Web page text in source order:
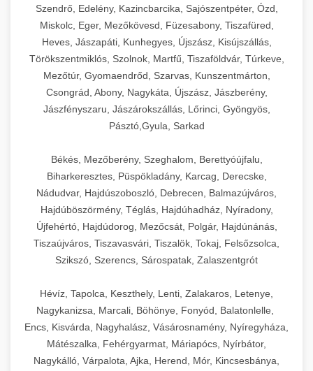
Szendrő, Edelény, Kazincbarcika, Sajószentpéter, Ózd,
Miskolc, Eger, Mezőkövesd, Füzesabony, Tiszafüred,
Heves, Jászapáti, Kunhegyes, Újszász, Kisújszállás,
Törökszentmiklós, Szolnok, Martfű, Tiszaföldvár, Túrkeve,
Mezőtúr, Gyomaendrőd, Szarvas, Kunszentmárton,
Csongrád, Abony, Nagykáta, Újszász, Jászberény,
Jászfényszaru, Jászárokszállás, Lőrinci, Gyöngyös,
Pásztó,Gyula, Sarkad
Békés, Mezőberény, Szeghalom, Berettyóújfalu,
Biharkeresztes, Püspökladány, Karcag, Derecske,
Nádudvar, Hajdúszoboszló, Debrecen, Balmazújváros,
Hajdúböszörmény, Téglás, Hajdúhadház, Nyíradony,
Újfehértó, Hajdúdorog, Mezőcsát, Polgár, Hajdúnánás,
Tiszaújváros, Tiszavasvári, Tiszalök, Tokaj, Felsőzsolca,
Szikszó, Szerencs, Sárospatak, Zalaszentgrót
Hévíz, Tapolca, Keszthely, Lenti, Zalakaros, Letenye,
Nagykanizsa, Marcali, Böhönye, Fonyód, Balatonlelle,
Encs, Kisvárda, Nagyhalász, Vásárosnamény, Nyíregyháza,
Mátészalka, Fehérgyarmat, Máriapócs, Nyírbátor,
Nagykálló, Várpalota, Ajka, Herend, Mór, Kincsesbánya,